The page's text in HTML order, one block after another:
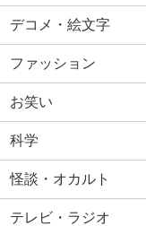
デコメ・絵文字
ファッション
お笑い
科学
怪談・オカルト
テレビ・ラジオ